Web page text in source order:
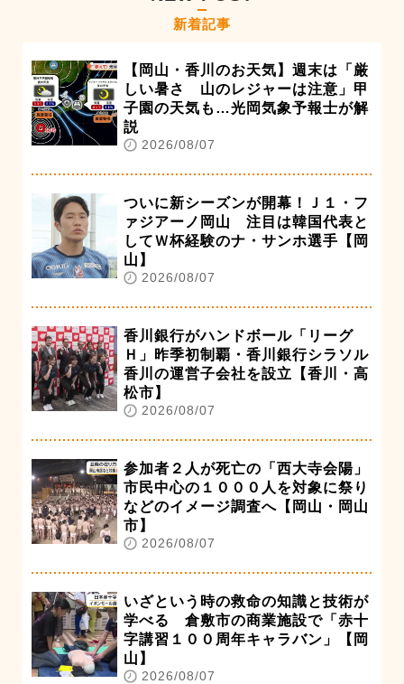
新着記事
【岡山・香川のお天気】週末は「厳
しい暑さ 山のレジャーは注意」甲
子園の天気も…光岡気象予報士が解
説
2026/08/07
ついに新シーズンが開幕！Ｊ１・フ
ァジアーノ岡山 注目は韓国代表と
してＷ杯経験のナ・サンホ選手【岡
山】
2026/08/07
香川銀行がハンドボール「リーグ
Ｈ」昨季初制覇・香川銀行シラソル
香川の運営子会社を設立【香川・高
松市】
2026/08/07
参加者２人が死亡の「西大寺会陽」
市民中心の１０００人を対象に祭り
などのイメージ調査へ【岡山・岡山
市】
2026/08/07
いざという時の救命の知識と技術が
学べる 倉敷市の商業施設で「赤十
字講習１００周年キャラバン」【岡
山】
2026/08/07